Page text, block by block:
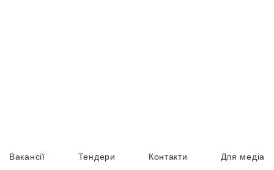
Вакансії Тендери Контакти Для медіа